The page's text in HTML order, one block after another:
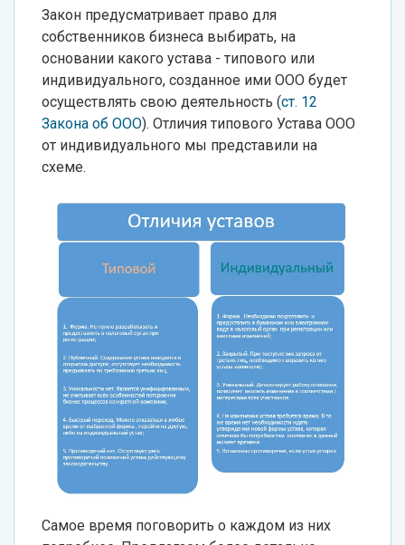
Закон предусматривает право для
собственников бизнеса выбирать, на
основании какого устава - типового или
индивидуального, созданное ими ООО будет
осуществлять свою деятельность (ст. 12
Закона об ООО). Отличия типового Устава ООО
от индивидуального мы представили на
схеме.
Самое время поговорить о каждом из них